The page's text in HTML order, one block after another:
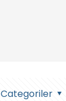
Categoriler